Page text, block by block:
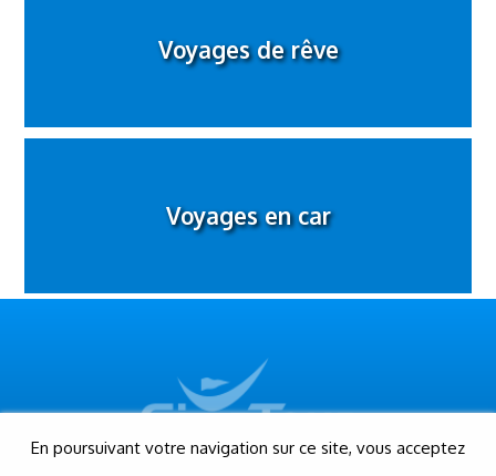
Voyages de rêve
Voyages en car
En poursuivant votre navigation sur ce site, vous acceptez